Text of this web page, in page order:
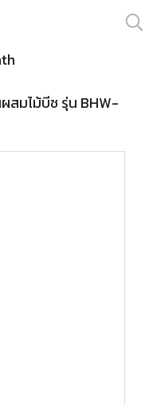
สมไม้บีช รุ่น BHW-